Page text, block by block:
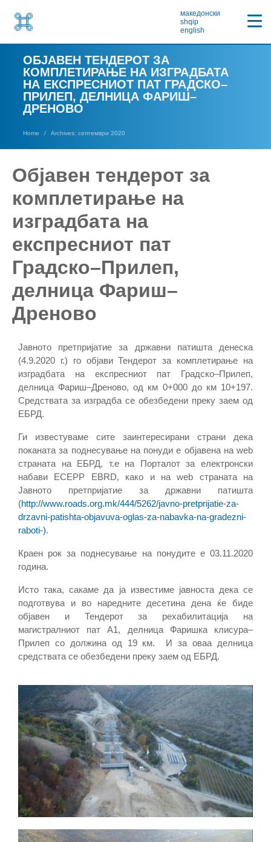
македонски
shqip
english
ОБЈАВЕН ТЕНДЕРОТ ЗА
КОМПЛЕТИРАЊЕ НА ИЗГРАДБАТА
НА ЕКСПРЕСНИОТ ПАТ ГРАДСКО–
ПРИЛЕП, ДЕЛНИЦА ФАРИШ–
ДРЕНОВО
Home Archives: септември 2020
Објавен тендерот за
комплетирање на
изградбата на
експресниот пат
Градско–Прилеп,
делница Фариш–
Дреново
Јавното претпријатие за државни патишта денеска
(4.9.2020 г.) го објави Тендерот за комплетирање на
изградбата на експресниот пат Градско–Прилеп,
делница Фариш–Дреново, од км 0+000 до км 10+197.
Средствата за изградба се обезбедени преку заем од
ЕБРД.
Ги известуваме сите заинтересирани страни дека
поканата за поднесување на понуди е објавена на web
страната на ЕБРД, т.е на Порталот за електронски
набави ECEPP EBRD, како и на web страната на
Јавното претпријатие за државни патишта
(http://www.roads.org.mk/444/5262/javno-pretprijatie-za-
drzavni-patishta-objavuva-oglas-za-nabavka-na-gradezni-
raboti-).
Краен рок за поднесување на понудите е 03.11.2020
година.
Исто така, сакаме да ја известиме јавноста дека се
подготвува и во наредните десeтина дена ќе биде
објавен и Тендерот за рехабилитација на
магистралниот пат А1, делница Фаришка клисура–
Прилеп со должина од 19 км. И за оваа делница
средствата се обезбедени преку заем од ЕБРД.